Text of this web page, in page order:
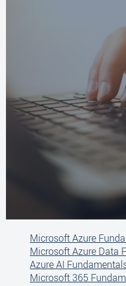
Microsoft Azure
Microsoft Azure Data
Azure AI
Microsoft 365